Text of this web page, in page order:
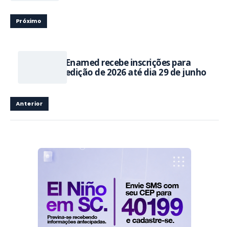
Próximo
Enamed recebe inscrições para
edição de 2026 até dia 29 de junho
Anterior